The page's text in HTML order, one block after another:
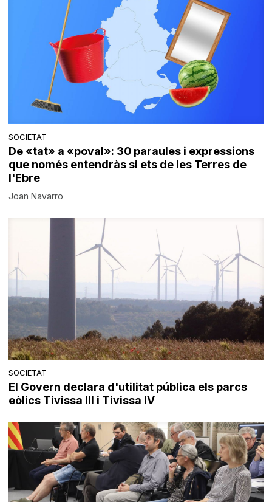
SOCIETAT
De «tat» a «poval»: 30 paraules i expressions
que només entendràs si ets de les Terres de
l'Ebre
Joan Navarro
SOCIETAT
El Govern declara d'utilitat pública els parcs
eòlics Tivissa III i Tivissa IV